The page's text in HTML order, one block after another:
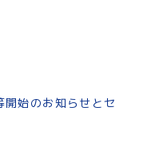
始のお知らせとセ